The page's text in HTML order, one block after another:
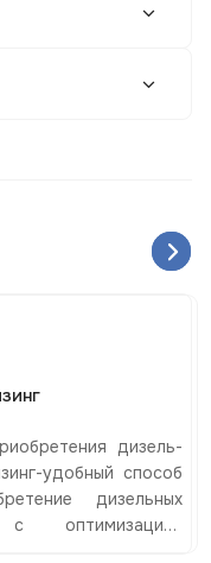
дизель-
удобный способ
дизельных
оптимизацией